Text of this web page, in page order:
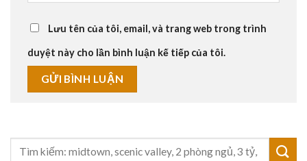
Lưu tên của tôi, email, và trang web trong trình
duyệt này cho lần bình luận kế tiếp của tôi.